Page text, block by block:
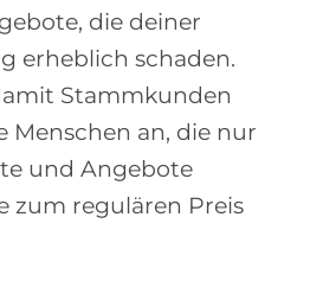
die deiner
erheblich schaden.
Stammkunden
Menschen an, die nur
und Angebote
zum regulären Preis